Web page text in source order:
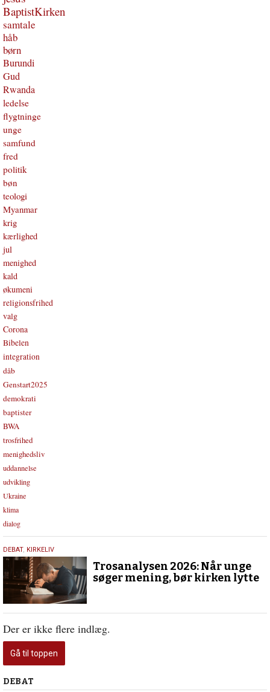
BaptistKirken
samtale
håb
børn
Burundi
Gud
Rwanda
ledelse
flygtninge
unge
samfund
fred
politik
bøn
teologi
Myanmar
krig
kærlighed
jul
menighed
kald
økumeni
religionsfrihed
valg
Corona
Bibelen
integration
dåb
Genstart2025
demokrati
baptister
BWA
trosfrihed
menighedsliv
uddannelse
udvikling
Ukraine
klima
dialog
2.
juni
2026
DEBAT, KIRKELIV
Trosanalysen 2026: Når unge
søger mening, bør kirken lytte
Der er ikke flere indlæg.
Gå til toppen
Debat
DEBAT